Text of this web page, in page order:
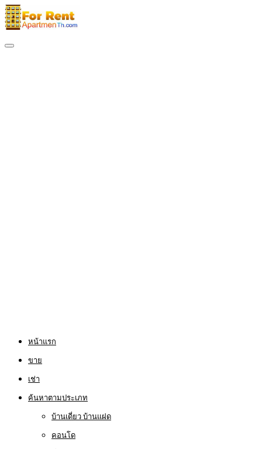
หน้าแรก
ขาย
เช่า
ค้นหาตามประเภท
บ้านเดี่ยว บ้านแฝด
คอนโด